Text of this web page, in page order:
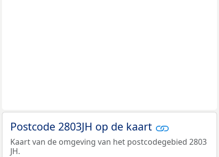
Postcode 2803JH op de kaart
Kaart van de omgeving van het postcodegebied 2803
JH.